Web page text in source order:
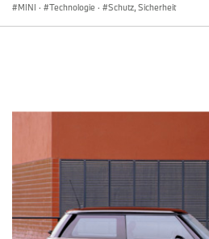
MINI · Technologie · Schutz, Sicherheit